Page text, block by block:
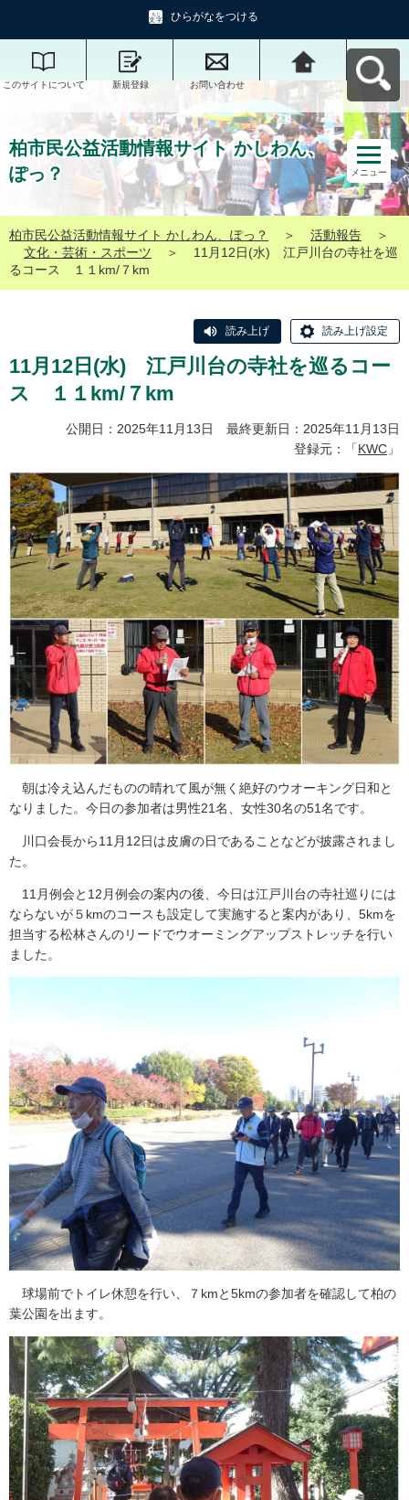
ひらがなをつける
このサイトについて 新規登録 お問い合わせ
柏市民公益活動情報
サイト かしわん、ぽ
っ？へ戻る
柏市民公益活動情報サイト かしわん、
ぽっ？
メニュー
柏市民公益活動情報サイト かしわん、ぽっ？ ＞ 活動報告
＞
文化・芸術・スポーツ
＞
11月12日(水) 江戸川台の寺社を巡
るコース １１km/７km
読み上げ 読み上げ設定
11月12日(水) 江戸川台の寺社を巡るコー
ス １１km/７km
公開日：2025年11月13日 最終更新日：2025年11月13日
登録元：「KWC 」
朝は冷え込んだものの晴れて風が無く絶好のウオーキング日和と
なりました。今日の参加者は男性21名、女性30名の51名です。
川口会長から11月12日は皮膚の日であることなどが披露されまし
た。
11月例会と12月例会の案内の後、今日は江戸川台の寺社巡りには
ならないが５kmのコースも設定して実施すると案内があり、5kmを
担当する松林さんのリードでウオーミングアップストレッチを行い
ました。
球場前でトイレ休憩を行い、７kmと5kmの参加者を確認して柏の
葉公園を出ます。